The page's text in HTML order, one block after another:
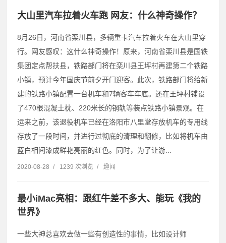
大山里汽车拉着火车跑 网友：什么神奇操作？
8月26日，河南省栾川县，多辆重卡汽车拉着火车在大山里穿
行。网友感叹：这什么神奇操作！原来，河南省栾川县是国铁
集团定点帮扶县，铁路部门将在栾川县王坪村再建第二个铁路
小镇，预计今年国庆节前夕开门迎客。此次，铁路部门将给新
建的铁路小镇配置一台机车和7辆客车车底。还在王坪村铺设
了470根混凝土枕、220米长的钢轨等装点铁路小镇景观。在
运来之前，该退役机车已经在洛阳市八里堂存放机车的专用线
存放了一段时间，并进行过彻底的清理和翻修，比如将机车由
蓝白相间漆成鲜艳亮丽的红色。同时，为了让游...
2020-08-28 / 1239 次浏览 / 趣闻
最小iMac亮相：跟红牛差不多大、能玩《我的
世界》
一些大神总喜欢去做一些有创造性的事情，比如设计师